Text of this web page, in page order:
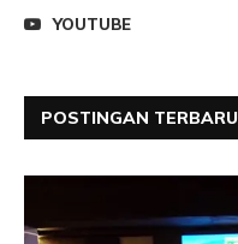
YOUTUBE
POSTINGAN TERBARU